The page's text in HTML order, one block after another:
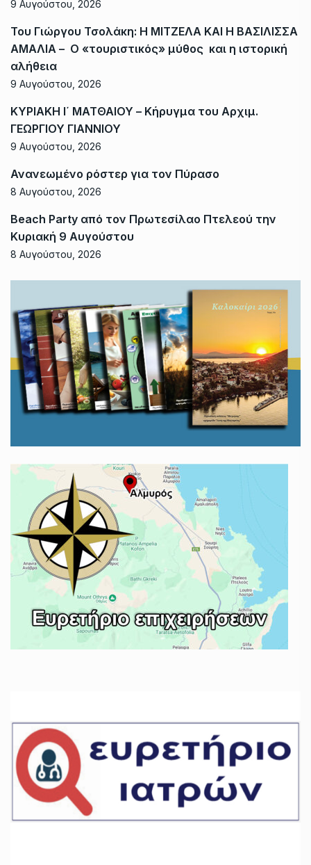
9 Αυγούστου, 2026
Του Γιώργου Τσολάκη: Η ΜΙΤΖΕΛΑ ΚΑΙ Η ΒΑΣΙΛΙΣΣΑ
ΑΜΑΛΙΑ – Ο «τουριστικός» μύθος και η ιστορική
αλήθεια
9 Αυγούστου, 2026
ΚΥΡΙΑΚΗ Ι΄ ΜΑΤΘΑΙΟΥ – Κήρυγμα του Αρχιμ.
ΓΕΩΡΓΙΟΥ ΓΙΑΝΝΙΟΥ
9 Αυγούστου, 2026
Ανανεωμένο ρόστερ για τον Πύρασο
8 Αυγούστου, 2026
Beach Party από τον Πρωτεσίλαο Πτελεού την
Κυριακή 9 Αυγούστου
8 Αυγούστου, 2026